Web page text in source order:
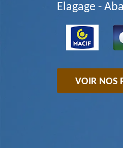
Elagage -
VOIR NOS